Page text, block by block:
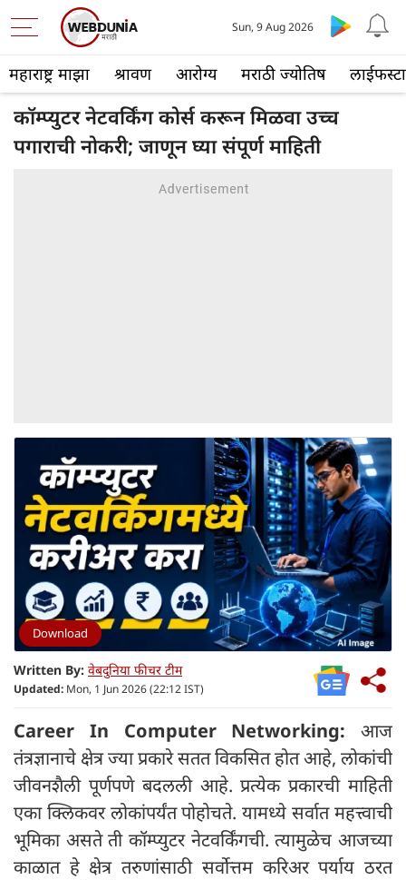
महाराष्ट्र माझा श्रावण आरोग्य मराठी ज्योतिष
Sun, 9 Aug 2026
कॉम्प्युटर नेटवर्किंग कोर्स करून मिळवा उच्च
पगाराची नोकरी; जाणून घ्या संपूर्ण माहिती
Download
Written By: वेबदुनिया फीचर टीम
Updated: Mon, 1 Jun 2026 (22:12 IST)
Career In Computer Networking: आज
तंत्रज्ञानाचे क्षेत्र ज्या प्रकारे सतत विकसित होत आहे, लोकांची
जीवनशैली पूर्णपणे बदलली आहे. प्रत्येक प्रकारची माहिती
एका क्लिकवर लोकांपर्यंत पोहोचते. यामध्ये सर्वात महत्त्वाची
भूमिका असते ती कॉम्प्युटर नेटवर्किंगची. त्यामुळेच आजच्या
काळात हे क्षेत्र तरुणांसाठी सर्वोत्तम करिअर पर्याय ठरत